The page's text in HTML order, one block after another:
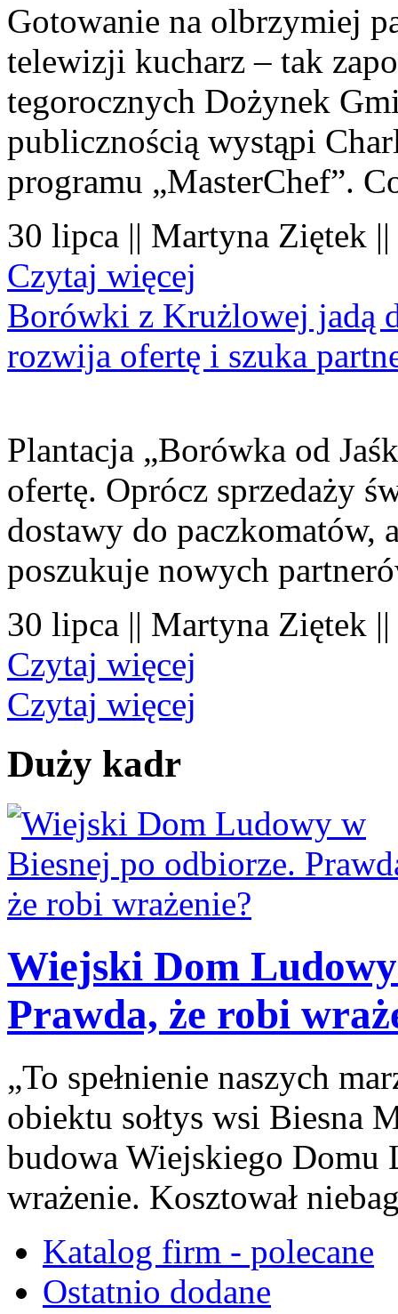
Gotowanie na olbrzymiej
telewizji kucharz – tak
tegorocznych Dożynek
publicznością wystąpi
programu „MasterChef”.
30 lipca || Martyna Ziętek
Czytaj więcej
Borówki z Krużlowej jadą
rozwija ofertę i szuka
Plantacja „Borówka od
ofertę. Oprócz sprzedaży
dostawy do paczkomatów,
poszukuje nowych
30 lipca || Martyna Ziętek
Czytaj więcej
Czytaj więcej
Duży kadr
Wiejski Dom
Prawda, że robi
„To spełnienie naszych
obiektu sołtys wsi Biesna
budowa Wiejskiego Domu
wrażenie. Kosztował
Katalog firm - polecane
Ostatnio dodane